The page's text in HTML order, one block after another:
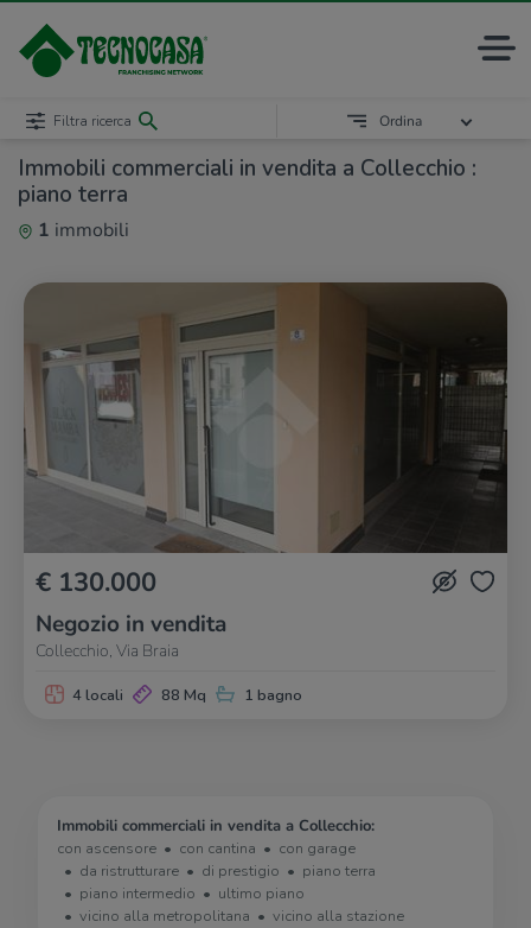
Immobili commerciali in vendita a Collecchio :
piano terra
1 immobili
Filtra ricerca Ordina
€ 130.000
Negozio in vendita
Collecchio, Via Braia
4 locali 88 Mq 1 bagno
Immobili commerciali in vendita a Collecchio:
con ascensore
con cantina
con garage
da ristrutturare
di prestigio
piano terra
piano intermedio
ultimo piano
vicino alla metropolitana
vicino alla stazione